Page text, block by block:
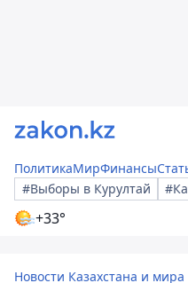
ПолитикаМирФинансы
#Выборы в Курултай
+33°
Новости Казахстана и мира